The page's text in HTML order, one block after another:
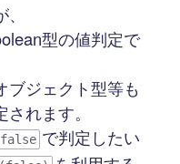
型の値判定で
ブジェクト型等も
れます。
false で判定したい